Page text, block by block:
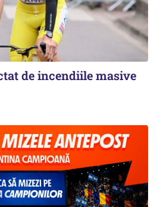
de incendiile masive